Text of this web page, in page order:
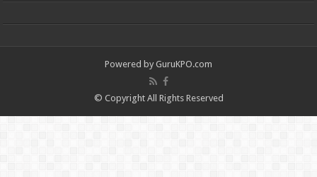
Powered by GuruKPO.com
© Copyright All Rights Reserved